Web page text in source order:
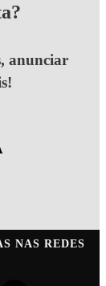
anunciar
NAS REDES